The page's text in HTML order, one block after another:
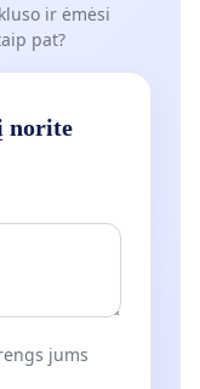
ir ėmėsi
pat?
norite
jums